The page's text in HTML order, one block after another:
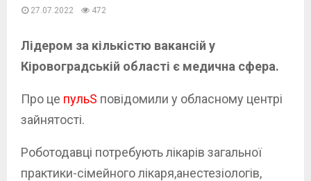
27.07.2022 472
Лідером за кількістю вакансій у
Кіровоградській області є медична сфера.
Про це пульS повідомили у обласному центрі
зайнятості.
Роботодавці потребують лікарів загальної
практики-сімейного лікаря,анестезіологів,